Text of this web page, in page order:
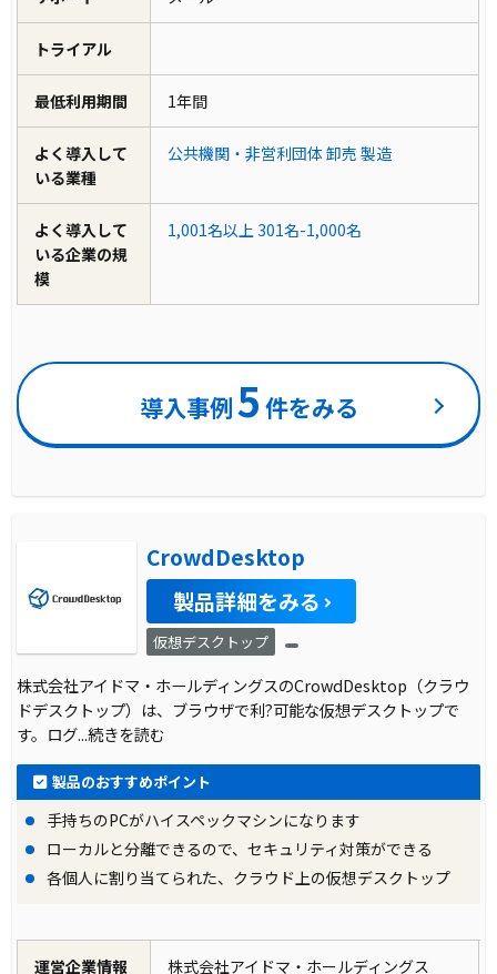
トライアル
最低利用期間 1年間
よく導入して
いる業種
公共機関・非営利団体卸売 製造
よく導入して
いる企業の規
模
1,001名以上 301名-1,000名
導入事例5 件をみる
CrowdDesktop
製品詳細をみる
仮想デスクトップ
株式会社アイドマ・ホールディングスのCrowdDesktop（クラウ
ドデスクトップ）は、ブラウザで利?可能な仮想デスクトップで
す。ログ...続きを読む
製品のおすすめポイント
手持ちのPCがハイスペックマシンになります
ローカルと分離できるので、セキュリティ対策ができる
各個人に割り当てられた、クラウド上の仮想デスクトップ
運営企業情報 株式会社アイドマ・ホールディングス